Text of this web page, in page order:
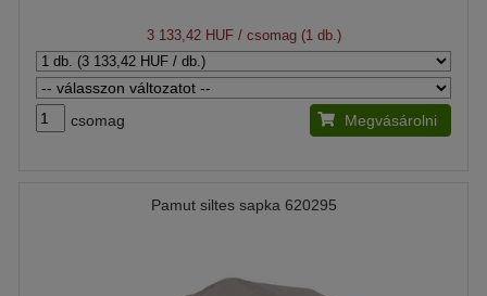
3 133,42 HUF/ csomag (1 db.)
csomag Megvásárolni
Pamut siltes sapka 620295